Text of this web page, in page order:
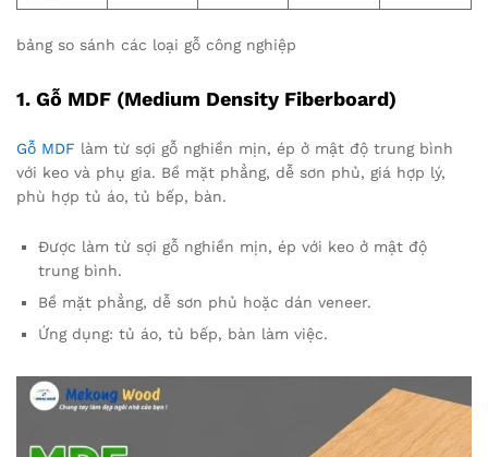
bảng so sánh các loại gỗ công nghiệp
1. Gỗ MDF (Medium Density Fiberboard)
Gỗ MDF làm từ sợi gỗ nghiền mịn, ép ở mật độ trung bình
với keo và phụ gia. Bề mặt phẳng, dễ sơn phủ, giá hợp lý,
phù hợp tủ áo, tủ bếp, bàn.
Được làm từ sợi gỗ nghiền mịn, ép với keo ở mật độ
trung bình.
Bề mặt phẳng, dễ sơn phủ hoặc dán veneer.
Ứng dụng: tủ áo, tủ bếp, bàn làm việc.